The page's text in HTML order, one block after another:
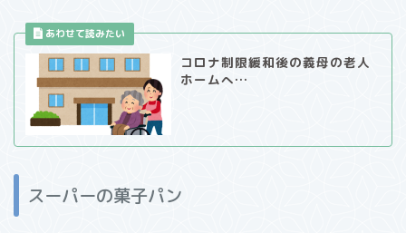
コロナ制限緩和後の義母の老人
ホームへ…
スーパーの菓子パン